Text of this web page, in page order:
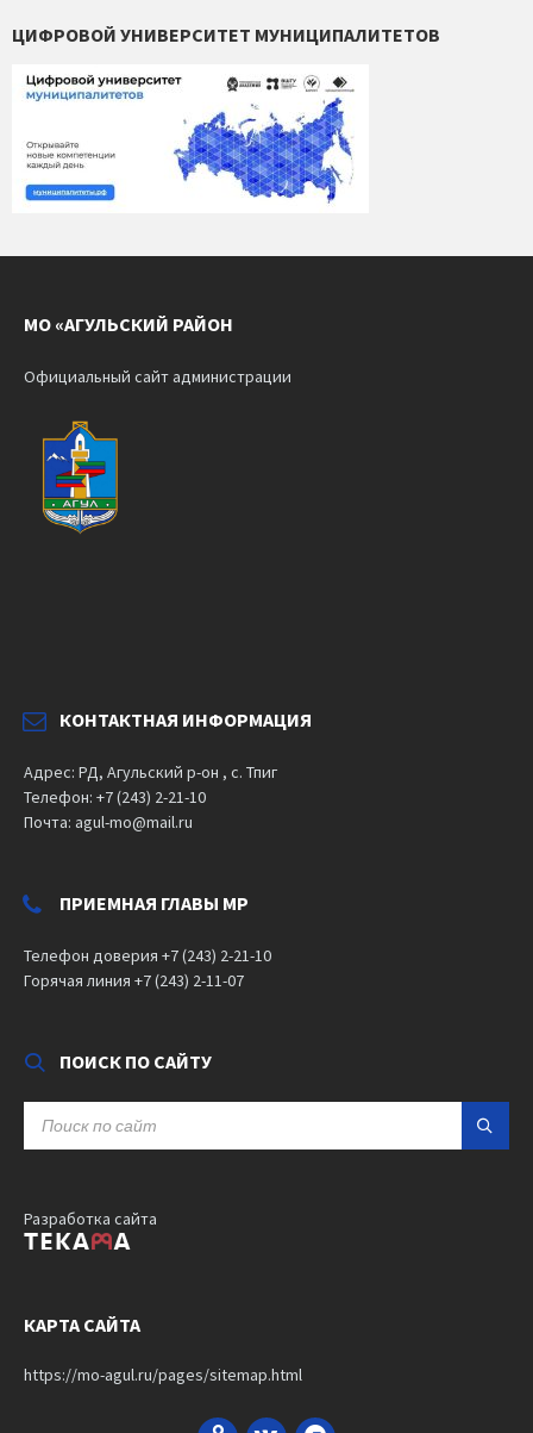
ЦИФРОВОЙ УНИВЕРСИТЕТ МУНИЦИПАЛИТЕТОВ
МО «АГУЛЬСКИЙ РАЙОН
Официальный сайт администрации
КОНТАКТНАЯ ИНФОРМАЦИЯ
Адрес: РД, Агульский р-он , с. Тпиг
Телефон: +7 (243) 2-21-10
Почта: agul-mo@mail.ru
ПРИЕМНАЯ ГЛАВЫ МР
Телефон доверия +7 (243) 2-21-10
Горячая линия +7 (243) 2-11-07
ПОИСК ПО САЙТУ
Разработка сайта
КАРТА САЙТА
https://mo-agul.ru/pages/sitemap.html
Odnoklassniki
VK Bandcamp